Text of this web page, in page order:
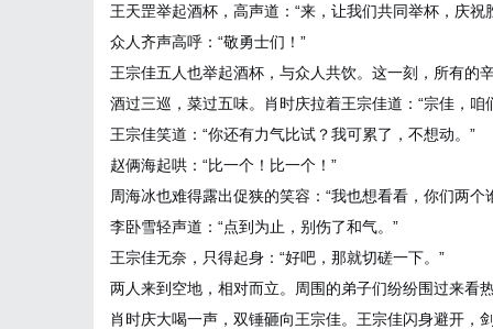
王天罡举起酒杯，高声道：“来，让我们共同举杯，庆祝
众人齐声高呼：“敬勇士们！”
王宗佳五人也举起酒杯，与众人共饮。这一刻，所有的
酒过三巡，菜过五味。肖时庆拉着王宗佳道：“宗佳，
王宗佳笑道：“你还有力气比试？我可累了，不想动。”
赵俩海起哄：“比一个！比一个！”
周海冰也难得露出促狭的笑容：“我也想看看，你们两个
李卧雪轻声道：“点到为止，别伤了和气。”
王宗佳无奈，只得起身：“好吧，那就切磋一下。”
两人来到空地，相对而立。周围的弟子们纷纷围过来看
肖时庆大喝一声，双锤砸向王宗佳。王宗佳闪身避开，